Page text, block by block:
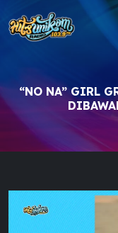
“NO NA” GIRL